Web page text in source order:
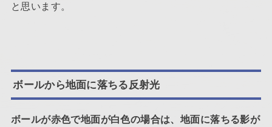
と思います。
ボールから地面に落ちる反射光
ボールが赤色で地面が白色の場合は、地面に落ちる影が